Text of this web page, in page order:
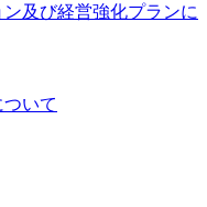
及び経営強化プランに
いて